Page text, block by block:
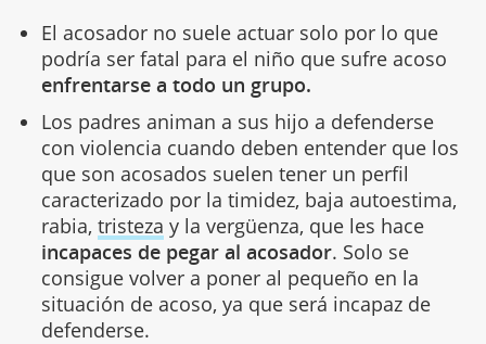
El acosador no suele actuar solo por lo que
podría ser fatal para el niño que sufre acoso
enfrentarse a todo un grupo.
Los padres animan a sus hijo a defenderse
con violencia cuando deben entender que los
que son acosados suelen tener un perfil
caracterizado por la timidez, baja autoestima,
rabia, tristeza y la vergüenza, que les hace
incapaces de pegar al acosador. Solo se
consigue volver a poner al pequeño en la
situación de acoso, ya que será incapaz de
defenderse.